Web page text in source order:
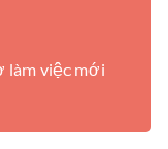
làm việc mới